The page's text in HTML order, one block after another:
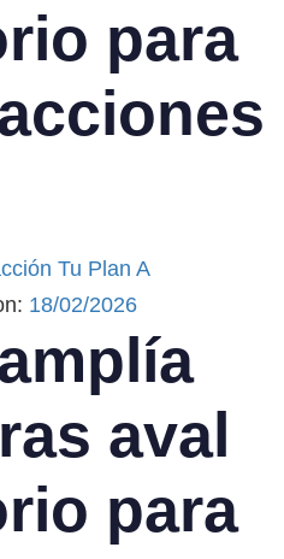
para
Tu Plan A
18/02/2026
aval
para